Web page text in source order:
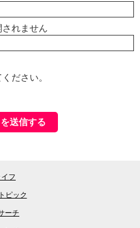
れません
ださい。
イフ
ピック
ーチ